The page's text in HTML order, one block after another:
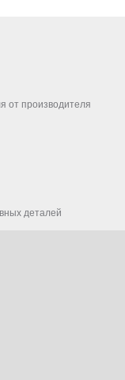
от производителя
деталей